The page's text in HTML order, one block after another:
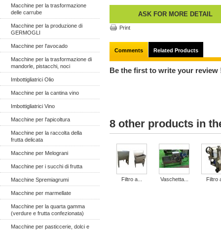
Macchine per la trasformazione
delle carrube
Macchine per la produzione di
GERMOGLI
Macchine per l'avocado
Macchine per la trasformazione di
mandorle, pistacchi, noci
Imbottigliatrici Olio
Macchine per la cantina vino
Imbottigliatrici Vino
Macchine per l'apicoltura
Macchine per la raccolta della
frutta delicata
Macchine per Melograni
Macchine per i succhi di frutta
Macchine Spremiagrumi
Macchine per marmellate
Macchine per la quarta gamma
(verdure e frutta confezionata)
Macchine per pasticcerie, dolci e
ASK FOR MORE DETAIL
Print
Comments Related Products
Be the first to write your review
8 other products in
Filtro a... Vaschetta... Filtro